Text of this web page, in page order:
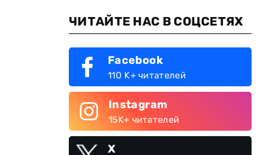
ЧИТАЙТЕ НАС В СОЦСЕТЯХ
Facebook
110 K+ читателей
Instagram
15K+ читателей
X